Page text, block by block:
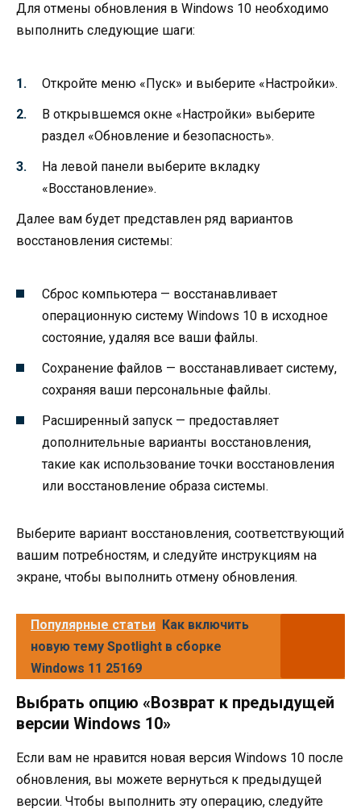
Для отмены обновления в Windows 10 необходимо
выполнить следующие шаги:
Откройте меню «Пуск» и выберите «Настройки».
В открывшемся окне «Настройки» выберите
раздел «Обновление и безопасность».
На левой панели выберите вкладку
«Восстановление».
Далее вам будет представлен ряд вариантов
восстановления системы:
Сброс компьютера — восстанавливает
операционную систему Windows 10 в исходное
состояние, удаляя все ваши файлы.
Сохранение файлов — восстанавливает систему,
сохраняя ваши персональные файлы.
Расширенный запуск — предоставляет
дополнительные варианты восстановления,
такие как использование точки восстановления
или восстановление образа системы.
Выберите вариант восстановления, соответствующий
вашим потребностям, и следуйте инструкциям на
экране, чтобы выполнить отмену обновления.
Популярные статьи Как включить
новую тему Spotlight в сборке
Windows 11 25169
Выбрать опцию «Возврат к предыдущей
версии Windows 10»
Если вам не нравится новая версия Windows 10 после
обновления, вы можете вернуться к предыдущей
версии. Чтобы выполнить эту операцию, следуйте